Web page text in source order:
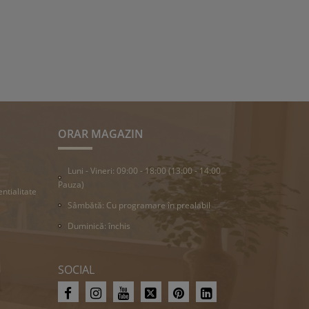
ORAR MAGAZIN
Luni - Vineri: 09:00 - 18:00 (13:00 - 14:00
Pauza)
Sâmbătă: Cu programare în prealabil
Duminică: închis
SOCIAL